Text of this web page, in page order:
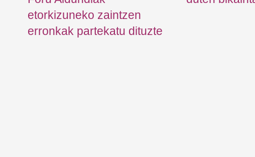
etorkizuneko zaintzen
erronkak partekatu dituzte